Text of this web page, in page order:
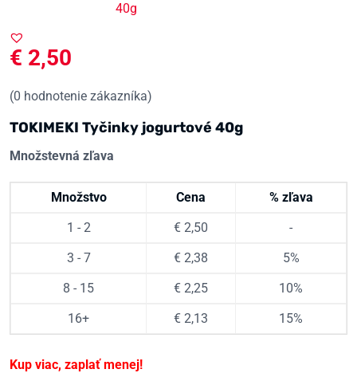
€ 2,50
(0 hodnotenie zákazníka)
TOKIMEKI Tyčinky jogurtové 40g
Množstevná zľava
Množstvo Cena
% zľava
1 - 2
€ 2,50
-
3 - 7
€ 2,38
5%
8 - 15
€ 2,25
10%
16+
€ 2,13 15%
Kup viac, zaplať menej!